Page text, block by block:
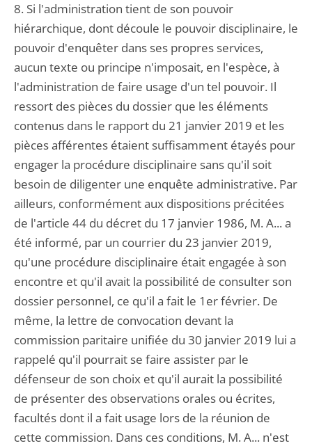
8. Si l'administration tient de son pouvoir
hiérarchique, dont découle le pouvoir disciplinaire, le
pouvoir d'enquêter dans ses propres services,
aucun texte ou principe n'imposait, en l'espèce, à
l'administration de faire usage d'un tel pouvoir. Il
ressort des pièces du dossier que les éléments
contenus dans le rapport du 21 janvier 2019 et les
pièces afférentes étaient suffisamment étayés pour
engager la procédure disciplinaire sans qu'il soit
besoin de diligenter une enquête administrative. Par
ailleurs, conformément aux dispositions précitées
de l'article 44 du décret du 17 janvier 1986, M. A... a
été informé, par un courrier du 23 janvier 2019,
qu'une procédure disciplinaire était engagée à son
encontre et qu'il avait la possibilité de consulter son
dossier personnel, ce qu'il a fait le 1er février. De
même, la lettre de convocation devant la
commission paritaire unifiée du 30 janvier 2019 lui a
rappelé qu'il pourrait se faire assister par le
défenseur de son choix et qu'il aurait la possibilité
de présenter des observations orales ou écrites,
facultés dont il a fait usage lors de la réunion de
cette commission. Dans ces conditions, M. A... n'est